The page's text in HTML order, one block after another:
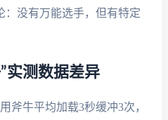
：没有万能选手，但有特定
实测数据差异
斧牛平均加载3秒缓冲3次，